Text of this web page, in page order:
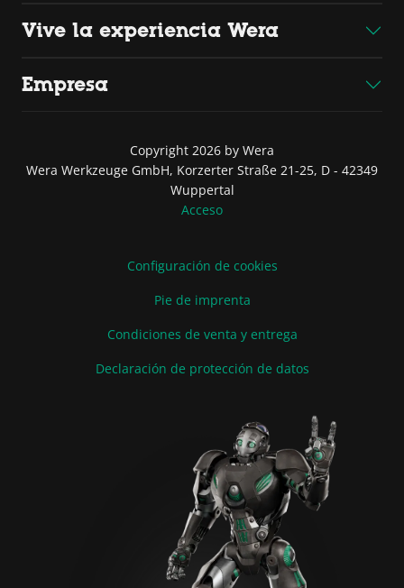
Vive la experiencia Wera
Empresa
Copyright 2026 by Wera
Wera Werkzeuge GmbH, Korzerter Straße 21-25, D - 42349
Wuppertal
Acceso
Configuración de cookies
Pie de imprenta
Condiciones de venta y entrega
Declaración de protección de datos